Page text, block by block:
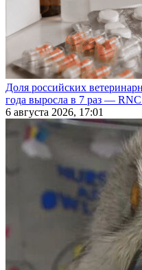
Доля российских
года выросла в 7 раз — RNC
6 августа 2026, 17:01